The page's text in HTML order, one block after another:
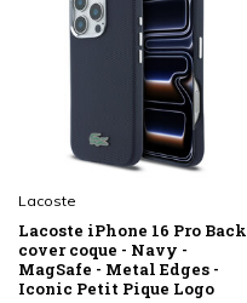
Lacoste
Lacoste iPhone 16 Pro Back
cover coque - Navy -
MagSafe - Metal Edges -
Iconic Petit Pique Logo